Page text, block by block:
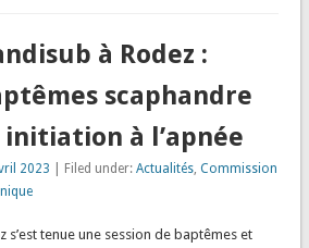
à Rodez :
scaphandre
à l’apnée
2023 | Filed under:Actualités,Commission
s’est tenue une session de baptêmes et